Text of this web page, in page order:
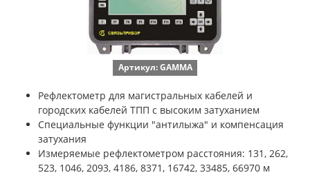
Артикул: GAMMA
Рефлектометр для магистральных кабелей и
городских кабелей ТПП с высоким затуханием
Специальные функции "антилыжа" и компенсация
затухания
Измеряемые рефлектометром расстояния: 131, 262,
523, 1046, 2093, 4186, 8371, 16742, 33485, 66970 м